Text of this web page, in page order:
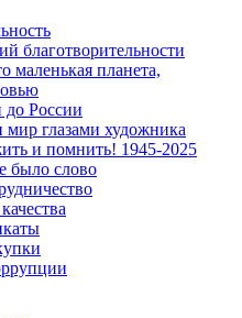
благотворительности
маленькая планета,
до России
мир глазами художника
и помнить! 1945-2025
было слово